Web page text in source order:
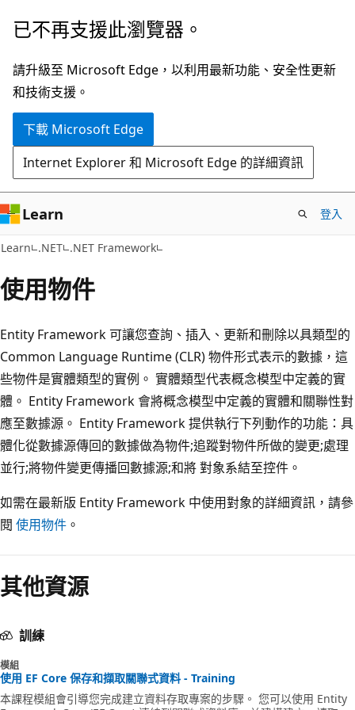
跳
主
要
內
已不再支援此瀏覽器。
請升級至 Microsoft Edge，以利用最新功能、安全性更新
和技術支援。
下載 Microsoft Edge
Internet Explorer 和 Microsoft Edge 的詳細資訊
Learn 登入
Learn .NET .NET Framework
使用物件
Entity Framework 可讓您查詢、插入、更新和刪除以具類型的
Common Language Runtime (CLR) 物件形式表示的數據，這
些物件是實體類型的實例。 實體類型代表概念模型中定義的實
體。 Entity Framework 會將概念模型中定義的實體和關聯性對
應至數據源。 Entity Framework 提供執行下列動作的功能：具
體化從數據源傳回的數據做為物件;追蹤對物件所做的變更;處理
並行;將物件變更傳播回數據源;和將 對象系結至控件。
如需在最新版 Entity Framework 中使用對象的詳細資訊，請參
閱 使用物件 。
模
已
停
用
其他資源
訓練
模組
使用 EF Core 保存和擷取關聯式資料 - Training
本課程模組會引導您完成建立資料存取專案的步驟。 您可以使用 Entity